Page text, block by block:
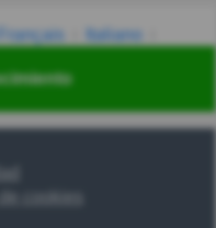
Français
Italiano
국어 汉语